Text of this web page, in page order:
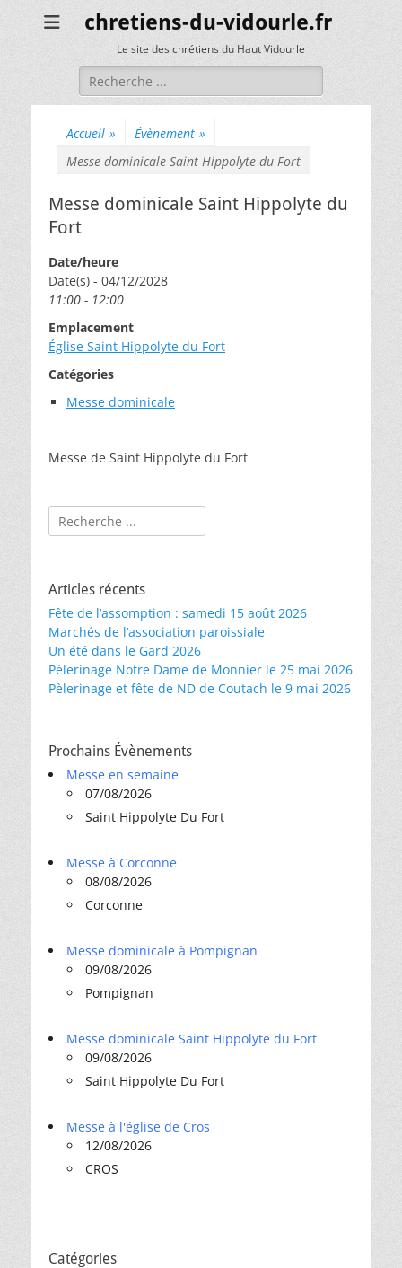
chretiens-du-vidourle.fr
Le site des chrétiens du Haut Vidourle
Rechercher :
Accueil » Évènement »
Messe dominicale Saint Hippolyte du Fort
Messe dominicale Saint Hippolyte du
Fort
Date/heure
Date(s) - 04/12/2028
11:00 - 12:00
Emplacement
Église Saint Hippolyte du Fort
Catégories
Messe dominicale
Messe de Saint Hippolyte du Fort
Rechercher :
Articles récents
Fête de l’assomption : samedi 15 août 2026
Marchés de l’association paroissiale
Un été dans le Gard 2026
Pèlerinage Notre Dame de Monnier le 25 mai 2026
Pèlerinage et fête de ND de Coutach le 9 mai 2026
Prochains Évènements
Messe en semaine
07/08/2026
Saint Hippolyte Du Fort
Messe à Corconne
08/08/2026
Corconne
Messe dominicale à Pompignan
09/08/2026
Pompignan
Messe dominicale Saint Hippolyte du Fort
09/08/2026
Saint Hippolyte Du Fort
Messe à l'église de Cros
12/08/2026
CROS
Catégories